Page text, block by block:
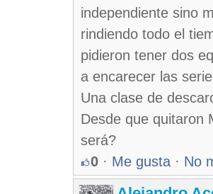
independiente sino
rindiendo todo el
pidieron tener dos
a encarecer las
Una clase de
Desde que quitaron
será?
0 · Me gusta · No